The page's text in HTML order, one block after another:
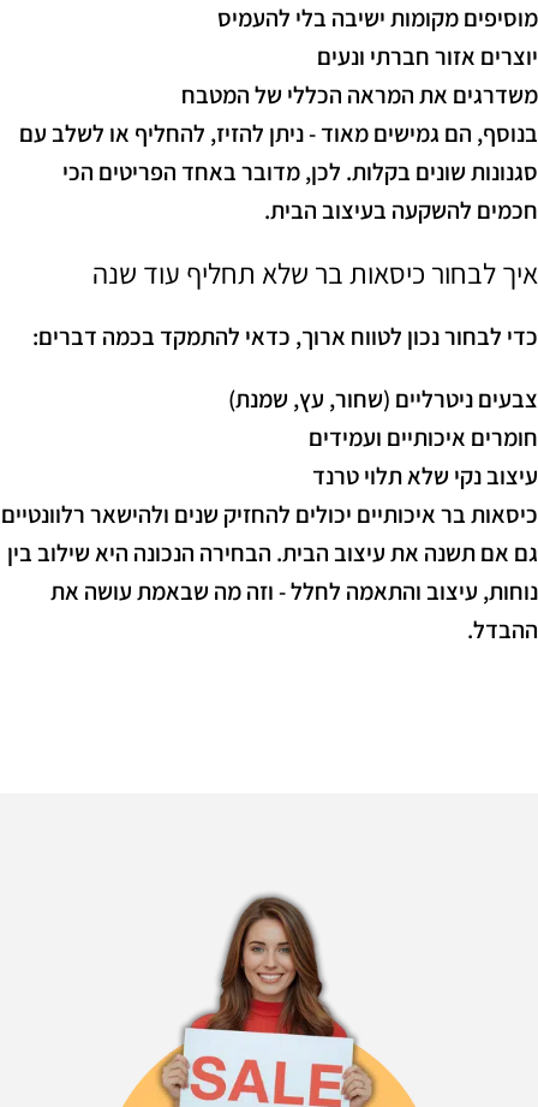
מוסיפים מקומות ישיבה בלי להעמיס
יוצרים אזור חברתי ונעים
משדרגים את המראה הכללי של המטבח
בנוסף, הם גמישים מאוד - ניתן להזיז, להחליף או לשלב עם
סגנונות שונים בקלות. לכן, מדובר באחד הפריטים הכי
חכמים להשקעה בעיצוב הבית.
איך לבחור כיסאות בר שלא תחליף עוד שנה
כדי לבחור נכון לטווח ארוך, כדאי להתמקד בכמה דברים:
צבעים ניטרליים (שחור, עץ, שמנת)
חומרים איכותיים ועמידים
עיצוב נקי שלא תלוי טרנד
כיסאות בר איכותיים יכולים להחזיק שנים ולהישאר רלוונטיים
גם אם תשנה את עיצוב הבית. הבחירה הנכונה היא שילוב בין
נוחות, עיצוב והתאמה לחלל - וזה מה שבאמת עושה את
ההבדל.